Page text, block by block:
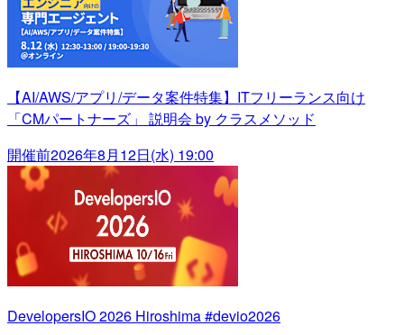
【AI/AWS/アプリ/データ案件特集】ITフリーランス向け
「CMパートナーズ」 説明会 by クラスメソッド
開催前2026年8月12日(水) 19:00
DevelopersIO 2026 Hiroshima #devio2026